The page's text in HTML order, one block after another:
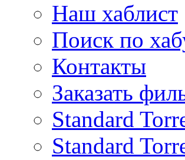
Наш хаблист
Поиск по
Контакты
Заказать
Standard
Standard